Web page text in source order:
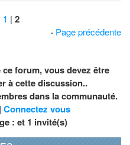
1 | 2
· Page précédente
forum, vous devez être
à cette discussion..
dans la communauté.
| Connectez vous
: et 1 invité(s)